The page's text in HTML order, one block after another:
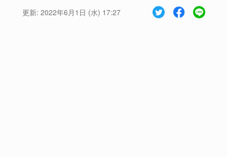
更新: 2022年6月1日 (水) 17:27